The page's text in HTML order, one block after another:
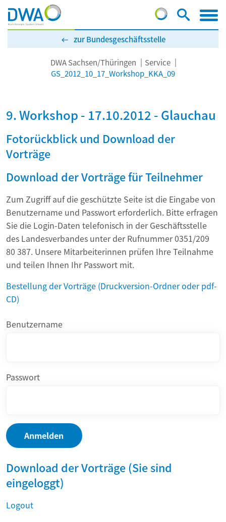
zur Bundesgeschäftsstelle
DWA Sachsen/Thüringen
Service
GS_2012_10_17_Workshop_KKA_09
9. Workshop - 17.10.2012 - Glauchau
Fotorückblick und Download der
Vorträge
Download der Vorträge für Teilnehmer
Zum Zugriff auf die geschützte Seite ist die Eingabe von
Benutzername und Passwort erforderlich. Bitte erfragen
Sie die Login-Daten telefonisch in der Geschäftsstelle
des Landesverbandes unter der Rufnummer 0351/209
80 387. Unsere Mitarbeiterinnen prüfen Ihre Teilnahme
und teilen Ihnen Ihr Passwort mit.
Bestellung der Vorträge (Druckversion-Ordner oder pdf-
CD)
Benutzername
Passwort
Anmelden
Download der Vorträge (Sie sind
eingeloggt)
Logout